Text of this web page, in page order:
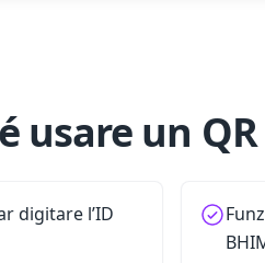
usare un
digitare l’ID